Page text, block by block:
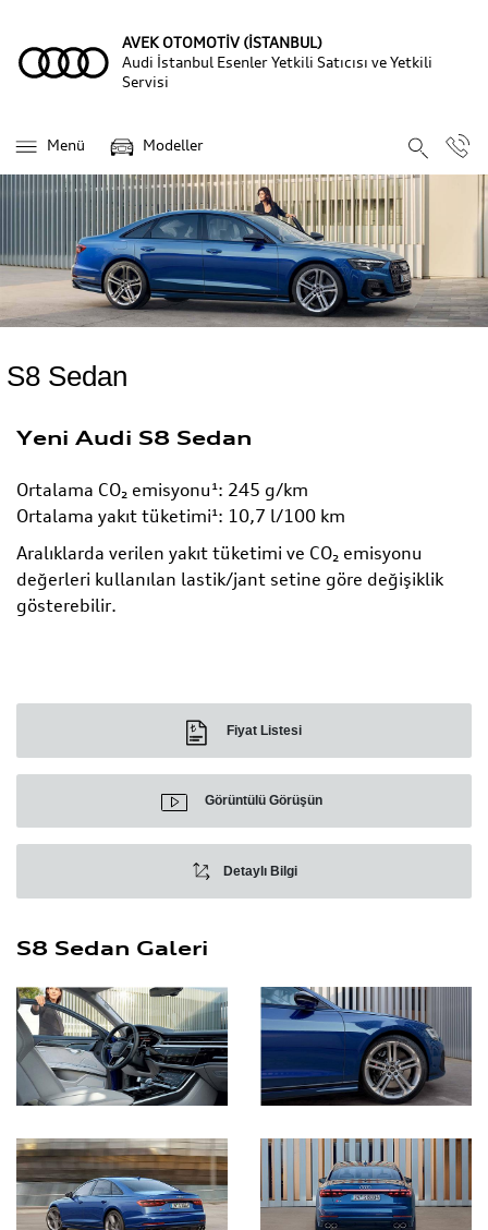
AVEK OTOMOTİV (İSTANBUL)
Audi İstanbul Esenler Yetkili Satıcısı ve Yetkili
Servisi
Menü Modeller
S8 Sedan
Yeni Audi S8 Sedan
Ortalama CO₂ emisyonu¹: 245 g/km
Ortalama yakıt tüketimi¹: 10,7 l/100 km
Aralıklarda verilen yakıt tüketimi ve CO₂ emisyonu
değerleri kullanılan lastik/jant setine göre değişiklik
gösterebilir.
Fiyat Listesi
Görüntülü Görüşün
Detaylı Bilgi
S8 Sedan Galeri